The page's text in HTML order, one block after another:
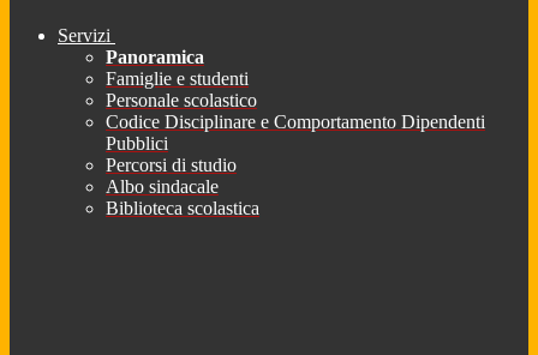
Servizi
Panoramica
Famiglie e studenti
Personale scolastico
Codice Disciplinare e Comportamento Dipendenti
Pubblici
Percorsi di studio
Albo sindacale
Biblioteca scolastica